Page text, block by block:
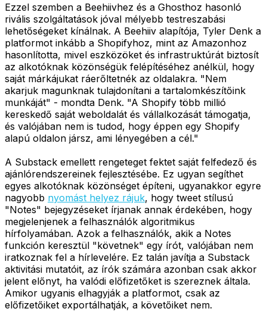
Ezzel szemben a Beehiivhez és a Ghosthoz hasonló
rivális szolgáltatások jóval mélyebb testreszabási
lehetőségeket kínálnak. A Beehiiv alapítója, Tyler Denk a
platformot inkább a Shopifyhoz, mint az Amazonhoz
hasonlította, mivel eszközöket és infrastruktúrát biztosít
az alkotóknak közönségük felépítéséhez anélkül, hogy
saját márkájukat ráerőltetnék az oldalakra. "Nem
akarjuk magunknak tulajdonítani a tartalomkészítőink
munkáját" - mondta Denk. "A Shopify több millió
kereskedő saját weboldalát és vállalkozását támogatja,
és valójában nem is tudod, hogy éppen egy Shopify
alapú oldalon jársz, ami lényegében a cél."
A Substack emellett rengeteget fektet saját felfedező és
ajánlórendszereinek fejlesztésébe. Ez ugyan segíthet
egyes alkotóknak közönséget építeni, ugyanakkor egyre
nagyobb nyomást helyez rájuk, hogy tweet stílusú
"Notes" bejegyzéseket írjanak annak érdekében, hogy
megjelenjenek a felhasználók algoritmikus
hírfolyamában. Azok a felhasználók, akik a Notes
funkción keresztül "követnek" egy írót, valójában nem
iratkoznak fel a hírlevelére. Ez talán javítja a Substack
aktivitási mutatóit, az írók számára azonban csak akkor
jelent előnyt, ha valódi előfizetőket is szereznek általa.
Amikor ugyanis elhagyják a platformot, csak az
előfizetőiket exportálhatják, a követőiket nem.